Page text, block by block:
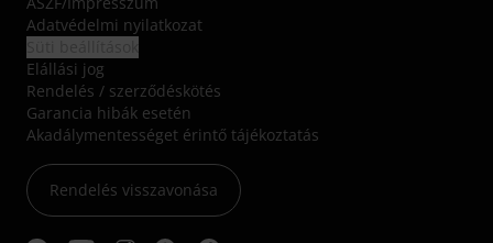
Adatvédelmi nyilatkozat
Elállási jog
Rendelés / szerződéskötés
Garancia hibák esetén
Akadálymentességet érintő tájékoztatás
Rendelés visszavonása